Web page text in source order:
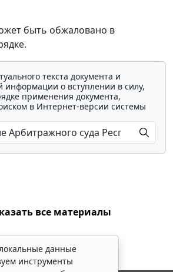
быть обжаловано в
текста документа и
информации о вступлении в силу,
применения документа,
в Интернет-версии системы
все материалы
данные
инструменты